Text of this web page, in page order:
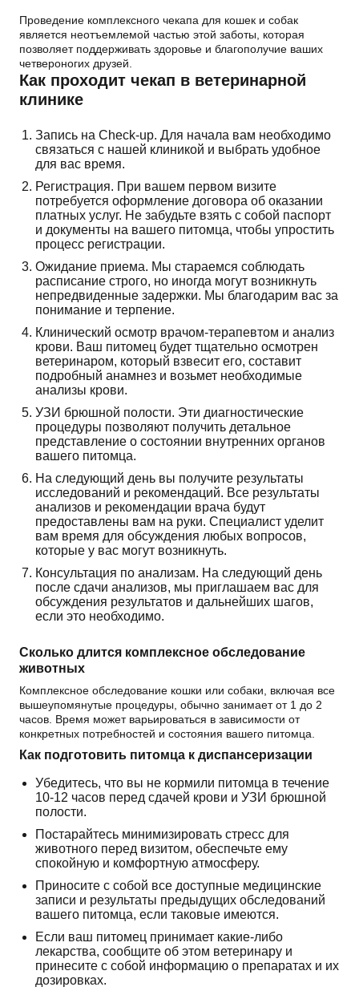
Проведение комплексного чекапа для кошек и собак
является неотъемлемой частью этой заботы, которая
позволяет поддерживать здоровье и благополучие ваших
четвероногих друзей.
Как проходит чекап в ветеринарной
клинике
Запись на Check-up. Для начала вам необходимо
связаться с нашей клиникой и выбрать удобное
для вас время.
Регистрация. При вашем первом визите
потребуется оформление договора об оказании
платных услуг. Не забудьте взять с собой паспорт
и документы на вашего питомца, чтобы упростить
процесс регистрации.
Ожидание приема. Мы стараемся соблюдать
расписание строго, но иногда могут возникнуть
непредвиденные задержки. Мы благодарим вас за
понимание и терпение.
Клинический осмотр врачом-терапевтом и анализ
крови. Ваш питомец будет тщательно осмотрен
ветеринаром, который взвесит его, составит
подробный анамнез и возьмет необходимые
анализы крови.
УЗИ брюшной полости. Эти диагностические
процедуры позволяют получить детальное
представление о состоянии внутренних органов
вашего питомца.
На следующий день вы получите результаты
исследований и рекомендаций. Все результаты
анализов и рекомендации врача будут
предоставлены вам на руки. Специалист уделит
вам время для обсуждения любых вопросов,
которые у вас могут возникнуть.
Консультация по анализам. На следующий день
после сдачи анализов, мы приглашаем вас для
обсуждения результатов и дальнейших шагов,
если это необходимо.
Сколько длится комплексное обследование
животных
Комплексное обследование кошки или собаки, включая все
вышеупомянутые процедуры, обычно занимает от 1 до 2
часов. Время может варьироваться в зависимости от
конкретных потребностей и состояния вашего питомца.
Как подготовить питомца к диспансеризации
Убедитесь, что вы не кормили питомца в течение
10-12 часов перед сдачей крови и УЗИ брюшной
полости.
Постарайтесь минимизировать стресс для
животного перед визитом, обеспечьте ему
спокойную и комфортную атмосферу.
Приносите с собой все доступные медицинские
записи и результаты предыдущих обследований
вашего питомца, если таковые имеются.
Если ваш питомец принимает какие-либо
лекарства, сообщите об этом ветеринару и
принесите с собой информацию о препаратах и их
дозировках.